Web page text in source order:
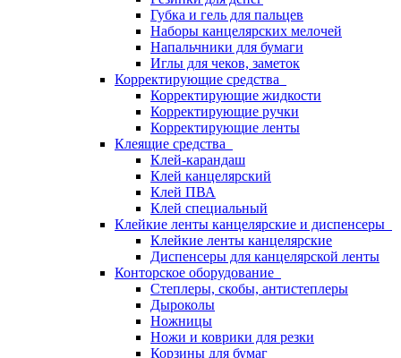
Губка и гель для пальцев
Наборы канцелярских мелочей
Напальчники для бумаги
Иглы для чеков, заметок
Корректирующие средства
Корректирующие жидкости
Корректирующие ручки
Корректирующие ленты
Клеящие средства
Клей-карандаш
Клей канцелярский
Клей ПВА
Клей специальный
Клейкие ленты канцелярские и диспенсеры
Клейкие ленты канцелярские
Диспенсеры для канцелярской ленты
Конторское оборудование
Степлеры, скобы, антистеплеры
Дыроколы
Ножницы
Ножи и коврики для резки
Корзины для бумаг